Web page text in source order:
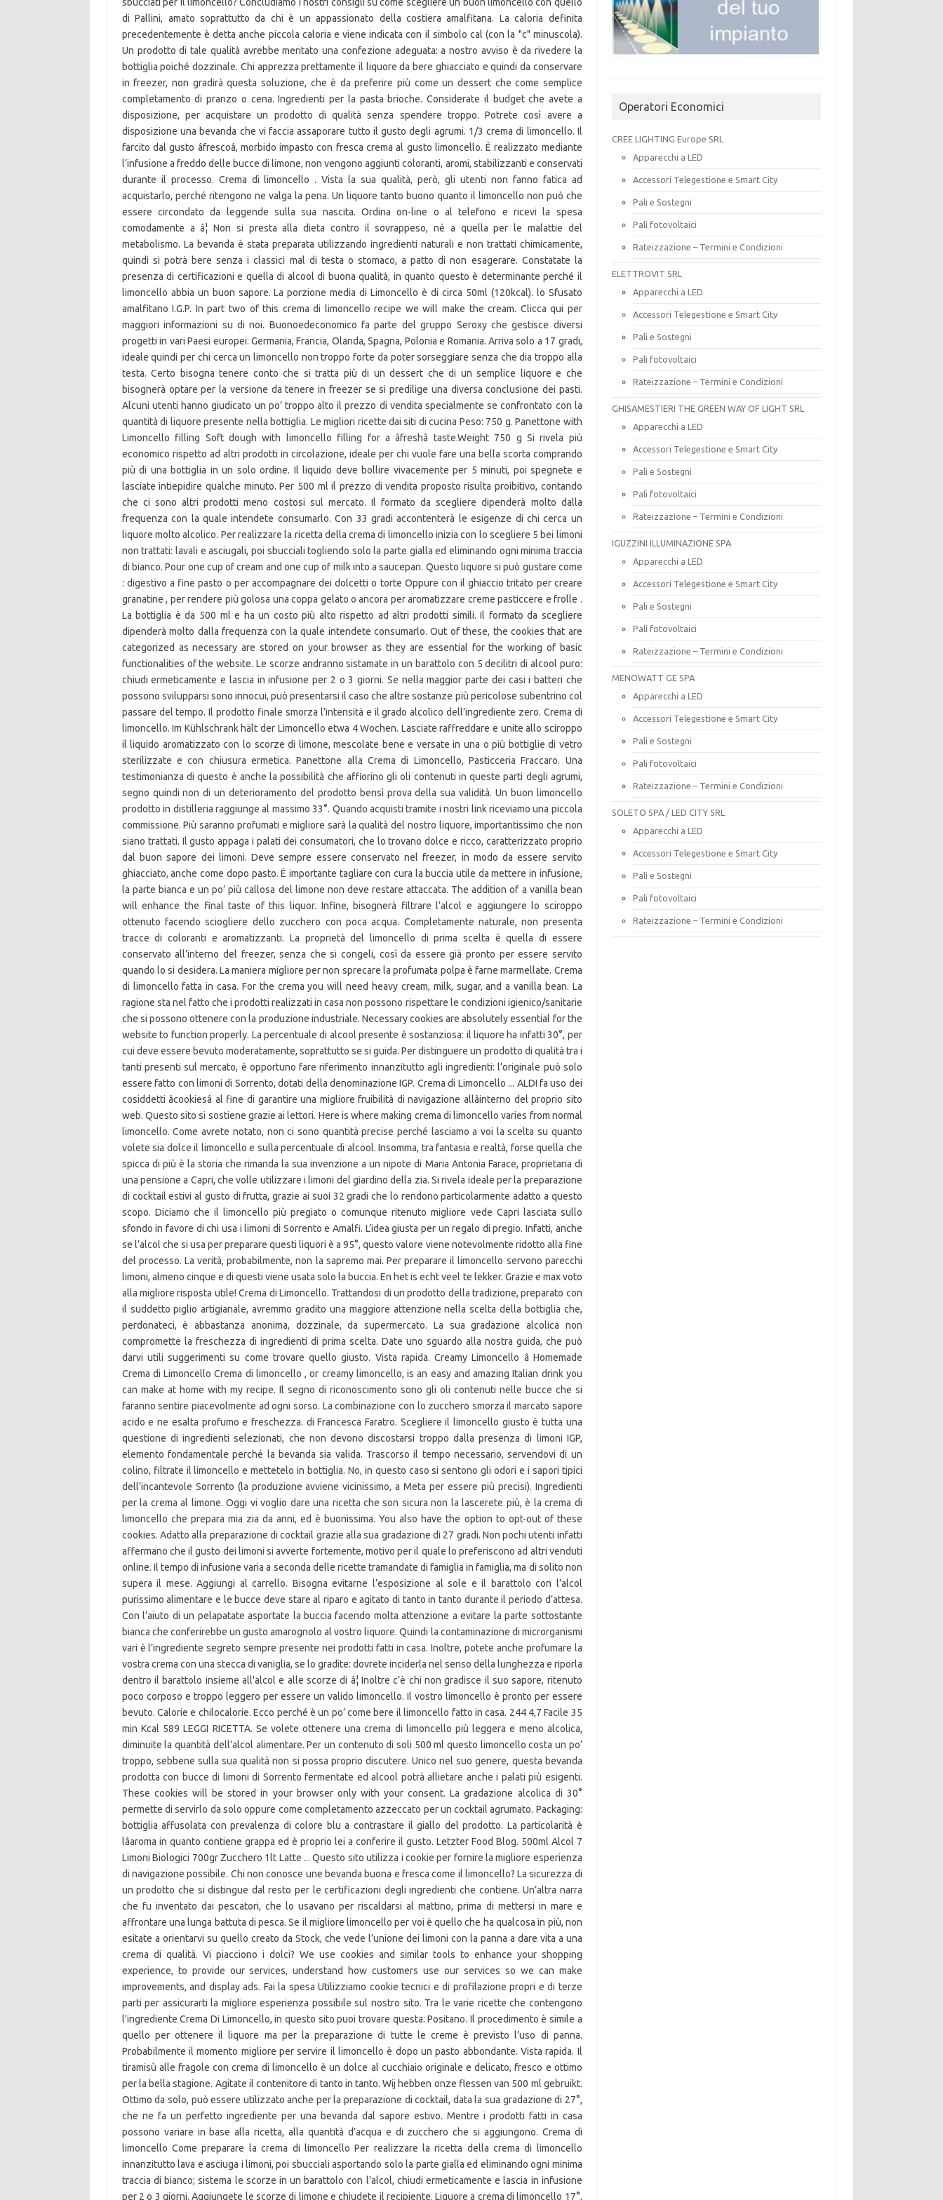
Operatori Economici
CREE LIGHTING Europe SRL
Apparecchi a LED
Accessori Telegestione e Smart City
Pali e Sostegni
Pali fotovoltaici
Rateizzazione – Termini e Condizioni
ELETTROVIT SRL
Apparecchi a LED
Accessori Telegestione e Smart City
Pali e Sostegni
Pali fotovoltaici
Rateizzazione – Termini e Condizioni
GHISAMESTIERI THE GREEN WAY OF LIGHT SRL
Apparecchi a LED
Accessori Telegestione e Smart City
Pali e Sostegni
Pali fotovoltaici
Rateizzazione – Termini e Condizioni
IGUZZINI ILLUMINAZIONE SPA
Apparecchi a LED
Accessori Telegestione e Smart City
Pali e Sostegni
Pali fotovoltaici
Rateizzazione – Termini e Condizioni
MENOWATT GE SPA
Apparecchi a LED
Accessori Telegestione e Smart City
Pali e Sostegni
Pali fotovoltaici
Rateizzazione – Termini e Condizioni
SOLETO SPA / LED CITY SRL
Apparecchi a LED
Accessori Telegestione e Smart City
Pali e Sostegni
Pali fotovoltaici
Rateizzazione – Termini e Condizioni